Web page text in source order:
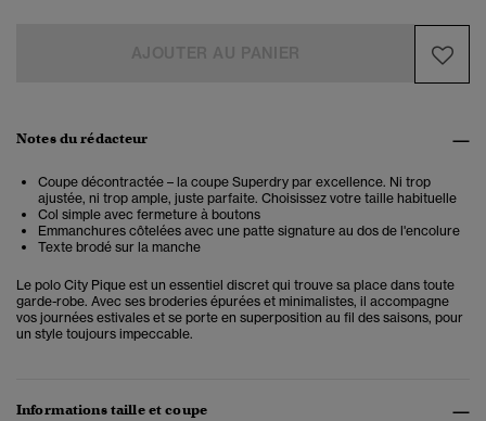
Notes du rédacteur
Coupe décontractée – la coupe Superdry par excellence. Ni trop
ajustée, ni trop ample, juste parfaite. Choisissez votre taille habituelle
Col simple avec fermeture à boutons
Emmanchures côtelées avec une patte signature au dos de l'encolure
Texte brodé sur la manche
Le polo City Pique est un essentiel discret qui trouve sa place dans toute
garde-robe. Avec ses broderies épurées et minimalistes, il accompagne
vos journées estivales et se porte en superposition au fil des saisons, pour
un style toujours impeccable.
Informations taille et coupe